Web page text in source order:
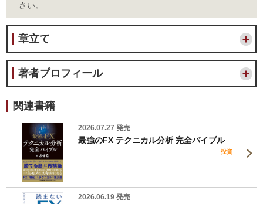
さい。
章立て
著者プロフィール
関連書籍
2026.07.27 発売
最強のFX テクニカル分析 完全バイブル
投資
2026.06.19 発売